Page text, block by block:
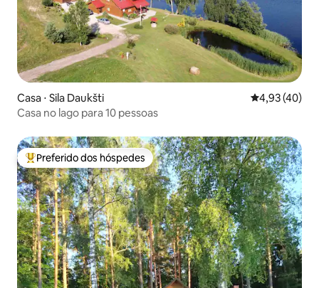
Casa ⋅ Sila Daukšti 4,93 de uma
4,93 (40)
Casa no lago para 10 pessoas
Entre os melhores preferidos dos hóspedes
Preferido dos hóspedes